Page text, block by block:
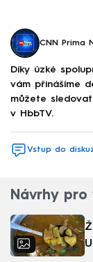
CNN Prima
Díky úzké
vám přinášíme
můžete
v HbbTV.
Vstup do
Návrhy pro